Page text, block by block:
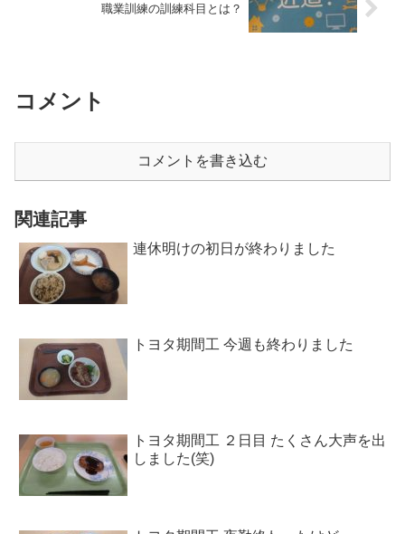
職業訓練の訓練科目とは？
コメント
コメントを書き込む
関連記事
連休明けの初日が終わりました
トヨタ期間工 今週も終わりました
トヨタ期間工 ２日目 たくさん大声を出
しました(笑)